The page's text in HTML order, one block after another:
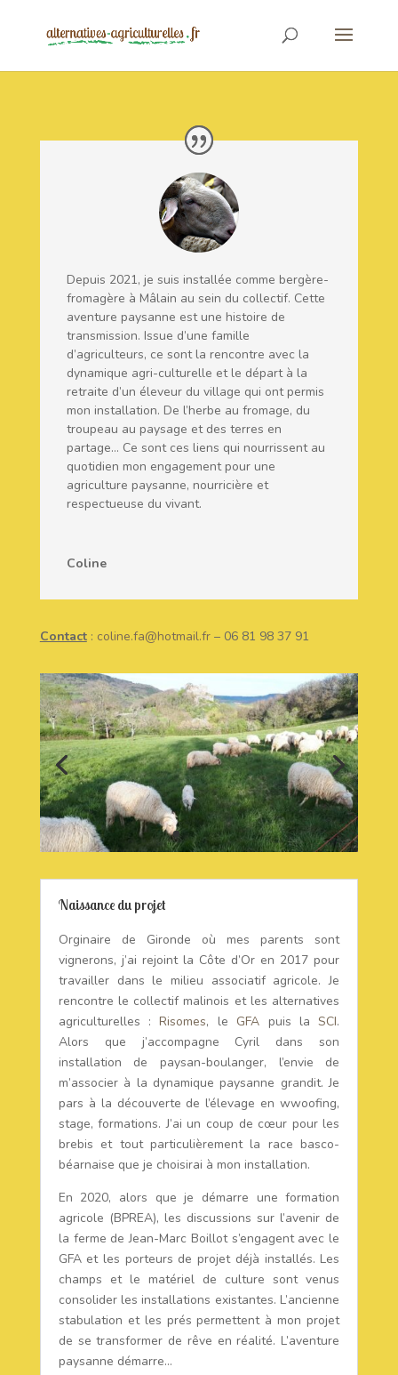
Depuis 2021, je suis installée comme bergère-
fromagère à Mâlain au sein du collectif. Cette
aventure paysanne est une histoire de
transmission. Issue d’une famille
d’agriculteurs, ce sont la rencontre avec la
dynamique agri-culturelle et le départ à la
retraite d’un éleveur du village qui ont permis
mon installation. De l’herbe au fromage, du
troupeau au paysage et des terres en
partage… Ce sont ces liens qui nourrissent au
quotidien mon engagement pour une
agriculture paysanne, nourricière et
respectueuse du vivant.
Coline
Contact: coline.fa@hotmail.fr– 06 81 98 37 91
Naissance du projet
Orginaire de Gironde où mes parents sont
vignerons, j’ai rejoint la Côte d’Or en 2017 pour
travailler dans le milieu associatif agricole. Je
rencontre le collectif malinois et les alternatives
agriculturelles :Risomes, le GFA puis laSCI.
Alors que j’accompagne Cyril dans son
installation de paysan-boulanger, l’envie de
m’associer à la dynamique paysanne grandit. Je
pars à la découverte de l’élevage en wwoofing,
stage, formations. J’ai un coup de cœur pour les
brebis et tout particulièrement la race basco-
béarnaise que je choisirai à mon installation.
En 2020, alors que je démarre une formation
agricole (BPREA), les discussions sur l’avenir de
la ferme de Jean-Marc Boillot s’engagent avec le
GFA et les porteurs de projet déjà installés. Les
champs et le matériel de culture sont venus
consolider les installations existantes. L’ancienne
stabulation et les prés permettent à mon projet
de se transformer de rêve en réalité. L’aventure
paysanne démarre…